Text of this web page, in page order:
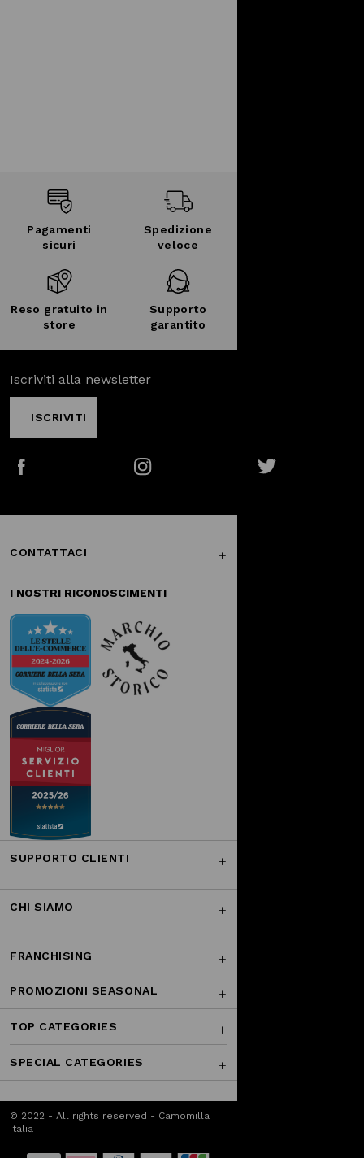
Pagamenti
sicuri
Spedizione
veloce
Reso gratuito in
store
Supporto
garantito
Iscriviti alla newsletter
ISCRIVITI
CONTATTACI
I NOSTRI RICONOSCIMENTI
SUPPORTO CLIENTI
CHI SIAMO
FRANCHISING
PROMOZIONI SEASONAL
TOP CATEGORIES
SPECIAL CATEGORIES
© 2022 - All rights reserved - Camomilla
Italia